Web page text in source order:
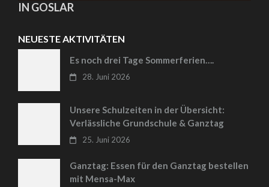
IN GOSLAR
NEUESTE AKTIVITÄTEN
Es noch drei Tage Sommerferien….
28. Juni 2026
Unsere Schulzeiten in der Übersicht:
Verlässliche Grundschule & Ganztag
25. Juni 2026
Ganztag: Essen für den Ganztag bestellen
mit Mensa-Max